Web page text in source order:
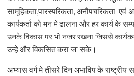
सामूहिकता,पारस्परिकता, अनौपचरिकता एवं
कार्यकर्ता को मन में ढालना और हर कार्य के
उनके विकास पर भी नजर रखना जिससे
उन्हे और विकसित करा जा सके।
अभ्यास वर्ग मे तीसरे दिन अभाविप के